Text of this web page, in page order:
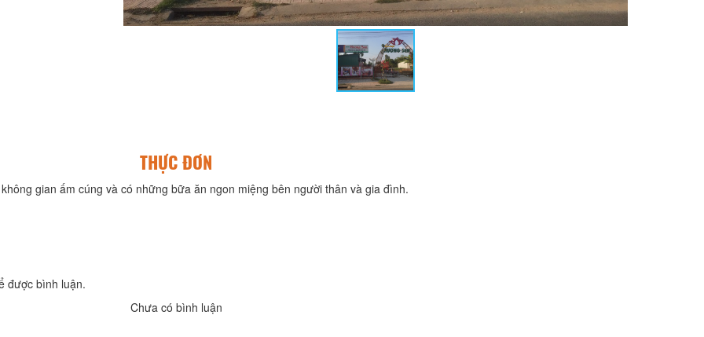
THỰC ĐƠN
gian ấm cúng và có những bữa ăn ngon miệng bên người thân và gia đình.
được bình luận.
Chưa có bình luận